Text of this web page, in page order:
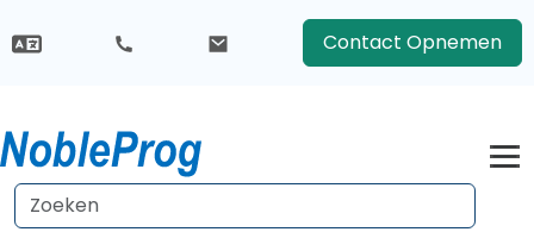
Contact Opnemen